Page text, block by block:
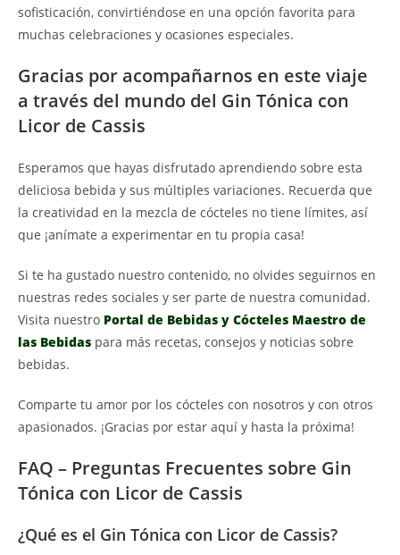
sofisticación, convirtiéndose en una opción favorita para
muchas celebraciones y ocasiones especiales.
Gracias por acompañarnos en este viaje
a través del mundo del Gin Tónica con
Licor de Cassis
Esperamos que hayas disfrutado aprendiendo sobre esta
deliciosa bebida y sus múltiples variaciones. Recuerda que
la creatividad en la mezcla de cócteles no tiene límites, así
que ¡anímate a experimentar en tu propia casa!
Si te ha gustado nuestro contenido, no olvides seguirnos en
nuestras redes sociales y ser parte de nuestra comunidad.
Visita nuestro Portal de Bebidas y Cócteles Maestro de
las Bebidas para más recetas, consejos y noticias sobre
bebidas.
Comparte tu amor por los cócteles con nosotros y con otros
apasionados. ¡Gracias por estar aquí y hasta la próxima!
FAQ – Preguntas Frecuentes sobre Gin
Tónica con Licor de Cassis
¿Qué es el Gin Tónica con Licor de Cassis?